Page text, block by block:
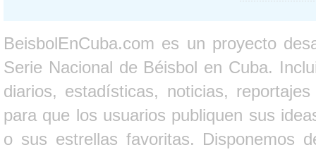
BeisbolEnCuba.com es un proyecto
Serie Nacional de Béisbol en Cuba.
diarios, estadísticas, noticias,
para que los usuarios publiquen sus
o sus estrellas favoritas. Disponemos